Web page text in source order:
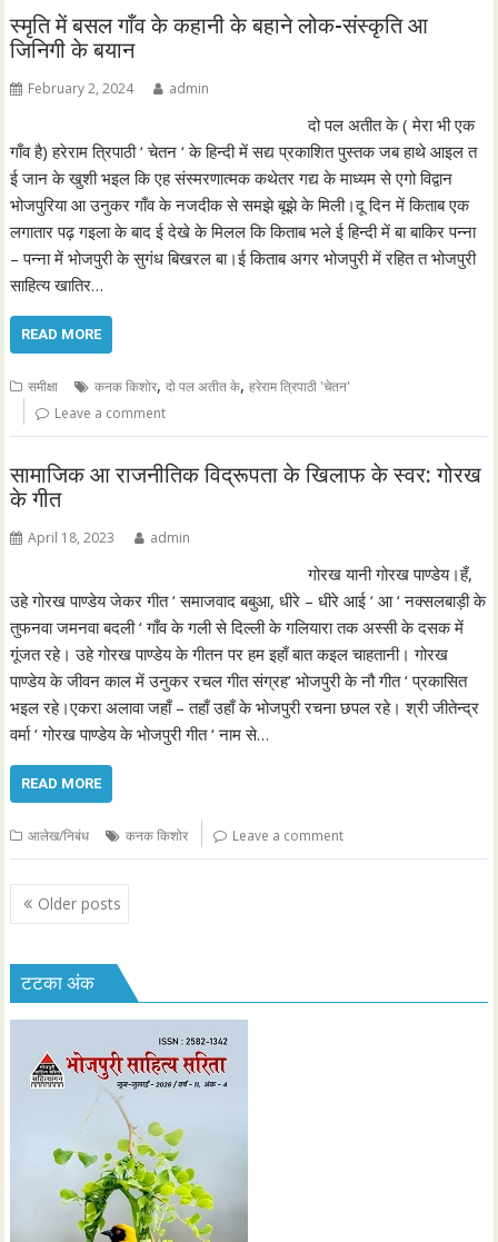
स्मृति में बसल गाँव के कहानी के बहाने लोक-संस्कृति आ
जिनिगी के बयान
February 2, 2024 admin
दो पल अतीत के ( मेरा भी एक
गाँव है) हरेराम त्रिपाठी ‘ चेतन ‘ के हिन्दी में सद्य प्रकाशित पुस्तक जब हाथे आइल त
ई जान के खुशी भइल कि एह संस्मरणात्मक कथेतर गद्य के माध्यम से एगो विद्वान
भोजपुरिया आ उनुकर गाँव के नजदीक से समझे बूझे के मिली।दू दिन में किताब एक
लगातार पढ़ गइला के बाद ई देखे के मिलल कि किताब भले ई हिन्दी में बा बाकिर पन्ना
– पन्ना में भोजपुरी के सुगंध बिखरल बा।ई किताब अगर भोजपुरी में रहित त भोजपुरी
साहित्य खातिर…
READ MORE
समीक्षा कनक किशोर,दो पल अतीत के,हरेराम त्रिपाठी 'चेतन'
Leave a comment
सामाजिक आ राजनीतिक विद्रूपता के खिलाफ के स्वर: गोरख
के गीत
April 18, 2023 admin
गोरख यानी गोरख पाण्डेय।हँ,
उहे गोरख पाण्डेय जेकर गीत ‘ समाजवाद बबुआ, धीरे – धीरे आई ‘ आ ‘ नक्सलबाड़ी के
तुफनवा जमनवा बदली ‘ गाँव के गली से दिल्ली के गलियारा तक अस्सी के दसक में
गूंजत रहे। उहे गोरख पाण्डेय के गीतन पर हम इहाँ बात कइल चाहतानी। गोरख
पाण्डेय के जीवन काल में उनुकर रचल गीत संग्रह’ भोजपुरी के नौ गीत ‘ प्रकासित
भइल रहे।एकरा अलावा जहाँ – तहाँ उहाँ के भोजपुरी रचना छपल रहे। श्री जीतेन्द्र
वर्मा ‘ गोरख पाण्डेय के भोजपुरी गीत ‘ नाम से…
READ MORE
आलेख/निबंध कनक किशोर Leave a comment
P
o
s
s
Older posts
टटका अंक